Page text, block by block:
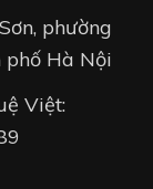
phường
phố Hà Nội
Việt: